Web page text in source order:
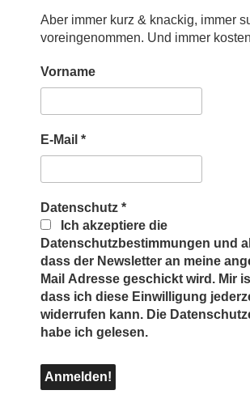
Aber immer kurz & knackig, immer
voreingenommen. Und immer
Vorname
E-Mail *
Datenschutz *
Ich akzeptiere die
Datenschutzbestimmungen und
dass der Newsletter an meine
Mail Adresse geschickt wird. Mir
dass ich diese Einwilligung
widerrufen kann. Die
habe ich gelesen.